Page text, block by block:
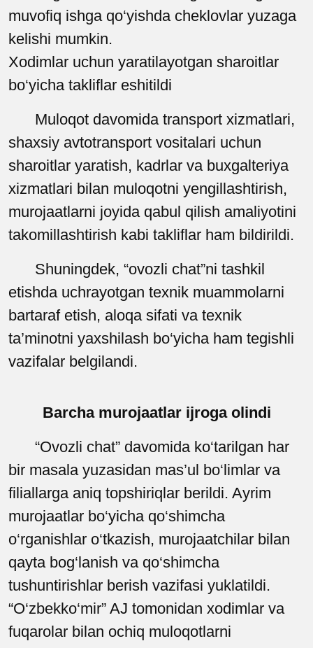
muvofiq ishga qo‘yishda cheklovlar yuzaga
kelishi mumkin.
Xodimlar uchun yaratilayotgan sharoitlar
bo‘yicha takliflar eshitildi
Muloqot davomida transport xizmatlari,
shaxsiy avtotransport vositalari uchun
sharoitlar yaratish, kadrlar va buxgalteriya
xizmatlari bilan muloqotni yengillashtirish,
murojaatlarni joyida qabul qilish amaliyotini
takomillashtirish kabi takliflar ham bildirildi.
Shuningdek, “ovozli chat”ni tashkil
etishda uchrayotgan texnik muammolarni
bartaraf etish, aloqa sifati va texnik
ta’minotni yaxshilash bo‘yicha ham tegishli
vazifalar belgilandi.
Barcha murojaatlar ijroga olindi
“Ovozli chat” davomida ko‘tarilgan har
bir masala yuzasidan mas’ul bo‘limlar va
filiallarga aniq topshiriqlar berildi. Ayrim
murojaatlar bo‘yicha qo‘shimcha
o‘rganishlar o‘tkazish, murojaatchilar bilan
qayta bog‘lanish va qo‘shimcha
tushuntirishlar berish vazifasi yuklatildi.
“O‘zbekko‘mir” AJ tomonidan xodimlar va
fuqarolar bilan ochiq muloqotlarni